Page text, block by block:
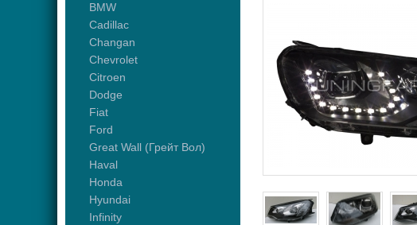
BMW
Cadillac
Changan
Chevrolet
Citroen
Dodge
Fiat
Ford
Great Wall (Грейт Вол)
Haval
Honda
Hyundai
Infinity